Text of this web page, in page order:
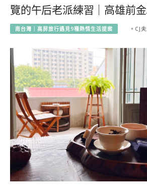
覽的午后老派練習｜高雄前
南台灣｜高屏旅行遇見9種熱情生活提案 。CJ